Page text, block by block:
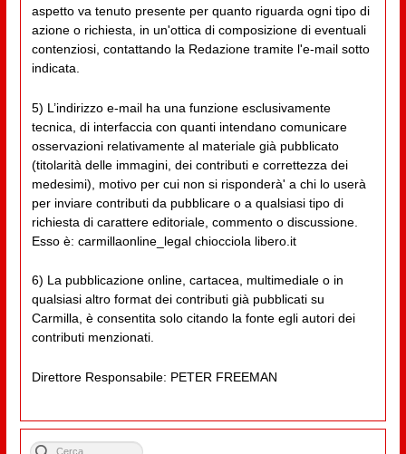
aspetto va tenuto presente per quanto riguarda ogni tipo di
azione o richiesta, in un'ottica di composizione di eventuali
contenziosi, contattando la Redazione tramite l'e-mail sotto
indicata.
5) L’indirizzo e-mail ha una funzione esclusivamente
tecnica, di interfaccia con quanti intendano comunicare
osservazioni relativamente al materiale già pubblicato
(titolarità delle immagini, dei contributi e correttezza dei
medesimi), motivo per cui non si risponderà' a chi lo userà
per inviare contributi da pubblicare o a qualsiasi tipo di
richiesta di carattere editoriale, commento o discussione.
Esso è: carmillaonline_legal chiocciola libero.it
6) La pubblicazione online, cartacea, multimediale o in
qualsiasi altro format dei contributi già pubblicati su
Carmilla, è consentita solo citando la fonte egli autori dei
contributi menzionati.
Direttore Responsabile: PETER FREEMAN